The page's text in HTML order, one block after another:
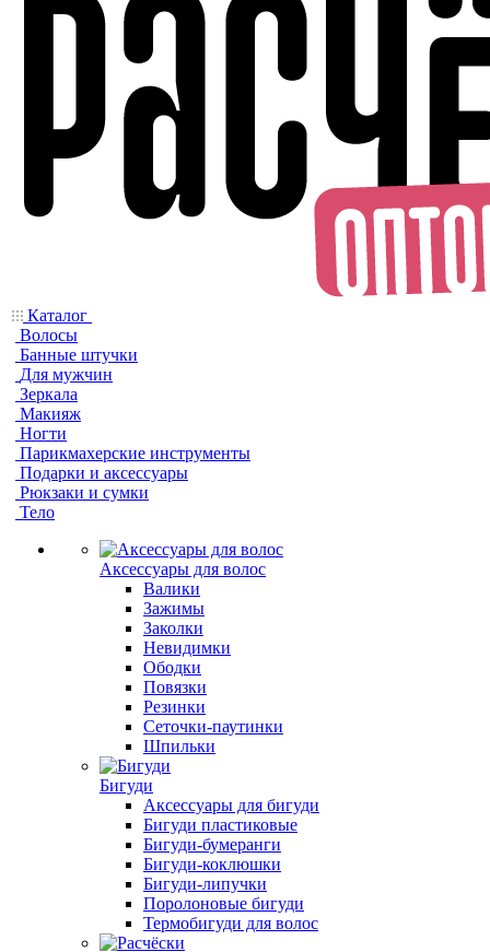
Каталог
Волосы
Банные штучки
Для мужчин
Зеркала
Макияж
Ногти
Парикмахерские инструменты
Подарки и аксессуары
Рюкзаки и сумки
Тело
Аксессуары для волос
Валики
Зажимы
Заколки
Невидимки
Ободки
Повязки
Резинки
Сеточки-паутинки
Шпильки
Бигуди
Аксессуары для бигуди
Бигуди пластиковые
Бигуди-бумеранги
Бигуди-коклюшки
Бигуди-липучки
Поролоновые бигуди
Термобигуди для волос